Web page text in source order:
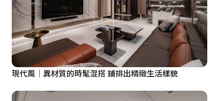
現代風│異材質的時髦混搭 鋪排出精緻生活樣貌